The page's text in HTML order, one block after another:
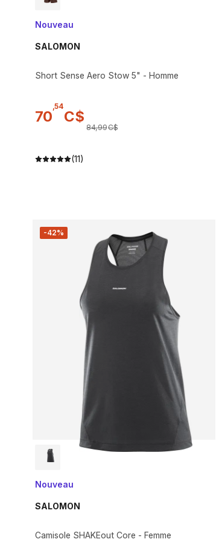
Nouveau
SALOMON
Short Sense Aero Stow 5" - Homme
70
,54
C$
84,99C$
(11)
-42%
Nouveau
SALOMON
Camisole SHAKEout Core - Femme